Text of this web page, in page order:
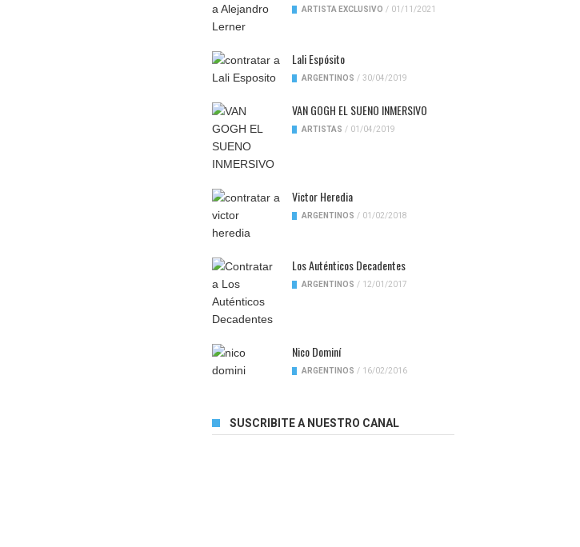
ARTISTA EXCLUSIVO / 01/11/2021
Lali Espósito
ARGENTINOS / 30/04/2019
VAN GOGH EL SUENO INMERSIVO
ARTISTAS / 01/04/2019
Victor Heredia
ARGENTINOS / 01/02/2018
Los Auténticos Decadentes
ARGENTINOS / 12/01/2017
Nico Dominí
ARGENTINOS / 16/02/2016
SUSCRIBITE A NUESTRO CANAL